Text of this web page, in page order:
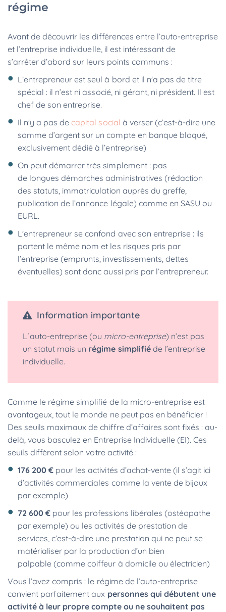
régime
Avant de découvrir les différences entre l’auto-entreprise
et l’entreprise individuelle, il est intéressant de
s’arrêter d’abord sur leurs points communs :
L’entrepreneur est seul à bord et il n'a pas de titre
spécial : il n’est ni associé, ni gérant, ni président. Il est
chef de son entreprise.
Il n'y a pas de capital social à verser (c’est-à-dire une
somme d’argent sur un compte en banque bloqué,
exclusivement dédié à l’entreprise)
On peut démarrer très simplement : pas
de longues démarches administratives (rédaction
des statuts, immatriculation auprès du greffe,
publication de l’annonce légale) comme en SASU ou
EURL.
L'entrepreneur se confond avec son entreprise : ils
portent le même nom et les risques pris par
l’entreprise (emprunts, investissements, dettes
éventuelles) sont donc aussi pris par l’entrepreneur.
Information importante
L´auto-entreprise (ou micro-entreprise) n’est pas
un statut mais un régime simplifiéde l’entreprise
individuelle.
Comme le régime simplifié de la micro-entreprise est
avantageux, tout le monde ne peut pas en bénéficier !
Des seuils maximaux de chiffre d’affaires sont fixés : au-
delà, vous basculez en Entreprise Individuelle (EI). Ces
seuils diffèrent selon votre activité :
176 200 € pour les activités d’achat-vente (il s’agit ici
d’activités commerciales comme la vente de bijoux
par exemple)
72 600 € pour les professions libérales (ostéopathe
par exemple) ou les activités de prestation de
services, c’est-à-dire une prestation qui ne peut se
matérialiser par la production d’un bien
palpable (comme coiffeur à domicile ou électricien)
Vous l’avez compris : le régime de l’auto-entreprise
convient parfaitement aux personnes qui débutent une
activité à leur propre compte ou ne souhaitent pas